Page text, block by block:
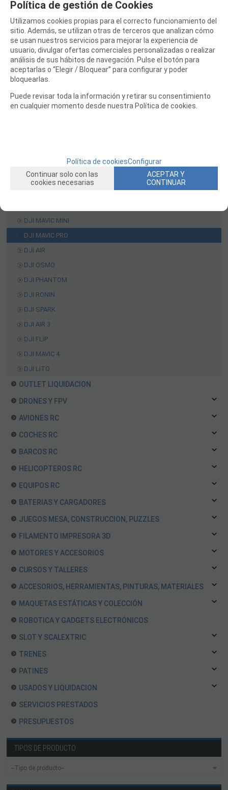
mostrando1 al 5de 5
CATÁLOGO
TIENDA DJI
DJI MINI 5
DJI MAVIC 3
DJI MINI 4
DJI FPV
DJI MAVIC MINI
DJI MAVIC PRO
DJI AIR
DJI OSMO
DJI PHANTOM
DJI RONIN
DJI SPARK
DJI AIR 3
DJI FLIP
DJI MAVIC 4
DJI LITO
OUTLET LIQUIDACION
DRONES Y FPV
AVIONES RC
COCHES RC
BARCOS RC
HELICOPTEROS RC
EQUIPOS RC
BATERIAS Y CARGADORES
JUEGOS MESA, CONSTRUCCION, PUZZLES
FILAMENTO IMPRESORA 3D
MOTORES Y ACCESORIOS
CURSOS Y TALLERES
ACCESORIOS, HERRAMIENTAS, PINTURAS, MATERIALES
MAQUETAS ESTÁTICAS Y COLECCIÓN
ROBOTICA Y GADGETS ELECTRÓNICOS
SLOT Y SCALEXTRIC
TRENES
PATINES
USADOS Y LIQUIDACION
SERVICIOS PRESTADOS
PRESUPUESTOS
TIPOS DE PRODUCTO
Política de gestión de Cookies
Utilizamos cookies propias para el correcto funcionamiento del
sitio. Además, se utilizan otras de terceros que analizan cómo
se usan nuestros servicios para mejorar la experiencia de
usuario, divulgar ofertas comerciales personalizadas o realizar
análisis de sus hábitos de navegación. Pulse el botón para
aceptarlas o “Elegir / Bloquear” para configurar y poder
bloquearlas.
Puede revisar toda la información y retirar su consentimiento
en cualquier momento desde nuestra Política de cookies.
Política de cookiesConfigurar
Continuar solo con las
cookies necesarias
ACEPTAR Y
CONTINUAR